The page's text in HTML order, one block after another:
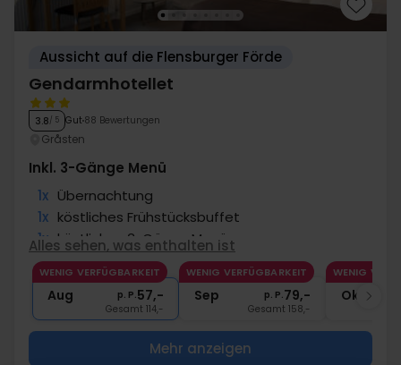
Aussicht auf die Flensburger Förde
Gendarmhotellet
3.8/ 5 Gut 88 Bewertungen
Gråsten
Inkl. 3-Gänge Menü
1x Übernachtung
1x köstliches Frühstücksbuffet
1x köstliches 3-Gänge Menü
∞ Gratis Parken am Hotel
∞ Gratis Internet
Alles sehen, was enthalten ist
WENIG VERFÜGBARKEIT
Aug p. P.57,-
Gesamt 114,-
WENIG VERFÜGBARKEIT
Sep p. P.79,-
Gesamt 158,-
WENIG
Okt
Mehr anzeigen